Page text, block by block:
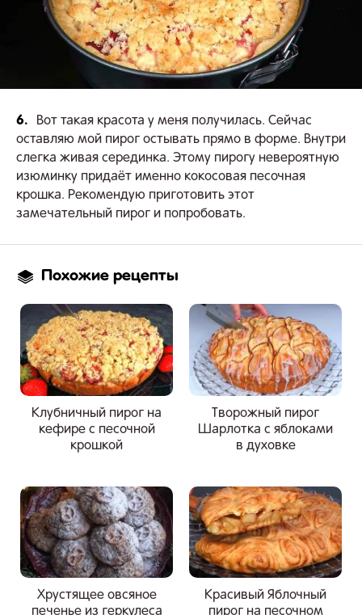
6.
Вот такая красота у меня получилась. Сейчас
оставляю мой пирог остывать прямо в форме. Внутри
слегка живая серединка. Этому пирогу невероятную
изюминку придаёт именно кокосовая песочная
крошка. Рекомендую приготовить этот
замечательный пирог и попробовать.
Похожие рецепты
Клубничный пирог на
кефире с песочной
крошкой
Творожный пирог
Шарлотка с яблоками
в духовке
Хрустящее овсяное
печенье из геркулеса
Красивый Яблочный
пирог на песочном